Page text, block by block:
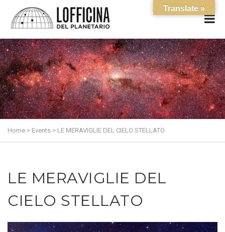
Home > Events > LE MERAVIGLIE DEL CIELO STELLATO
LE MERAVIGLIE DEL
CIELO STELLATO
Translate »